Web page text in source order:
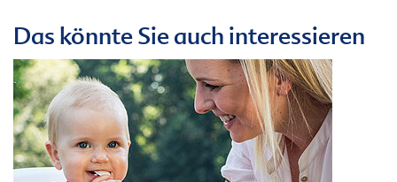
Das könnte Sie auch interessieren